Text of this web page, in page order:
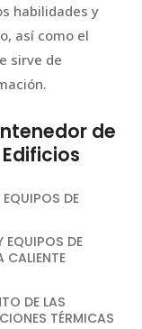
habilidades y
así como el
sirve de
de
DE
EQUIPOS DE
CALIENTE
DE LAS
TÉRMICAS